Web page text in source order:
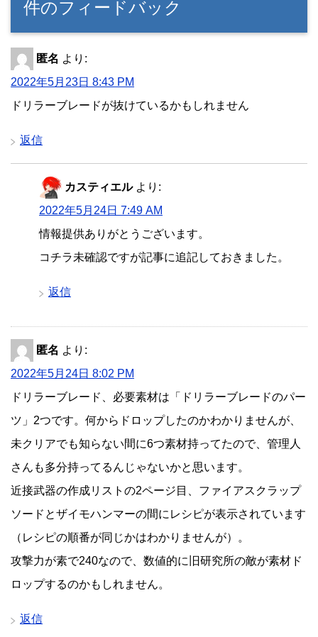
件のフィードバック
匿名 より:
2022年5月23日 8:43 PM
ドリラーブレードが抜けているかもしれません
返信
カスティエル より:
2022年5月24日 7:49 AM
情報提供ありがとうございます。
コチラ未確認ですが記事に追記しておきました。
返信
匿名 より:
2022年5月24日 8:02 PM
ドリラーブレード、必要素材は「ドリラーブレードのパー
ツ」2つです。何からドロップしたのかわかりませんが、
未クリアでも知らない間に6つ素材持ってたので、管理人
さんも多分持ってるんじゃないかと思います。
近接武器の作成リストの2ページ目、ファイアスクラップ
ソードとザイモハンマーの間にレシピが表示されています
（レシピの順番が同じかはわかりませんが）。
攻撃力が素で240なので、数値的に旧研究所の敵が素材ド
ロップするのかもしれません。
返信